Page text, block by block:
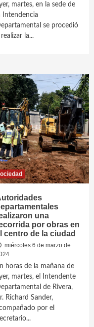
martes, en la sede de
Intendencia
se procedió
la...
una
por obras en
centro de la ciudad
miércoles 6 de marzo de
horas de la mañana de
martes, el Intendente
de Rivera,
Richard Sander,
por el